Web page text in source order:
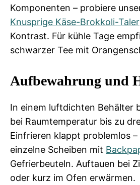
Komponenten – probiere
Knusprige Käse-Brokkoli-Taler
Kontrast. Für kühle Tage
schwarzer Tee mit
Aufbewahrung und
In einem luftdichten Behälter
bei Raumtemperatur bis zu
Einfrieren klappt problemlos
einzelne Scheiben mit
Gefrierbeuteln. Auftauen bei
oder kurz im Ofen erwärmen.